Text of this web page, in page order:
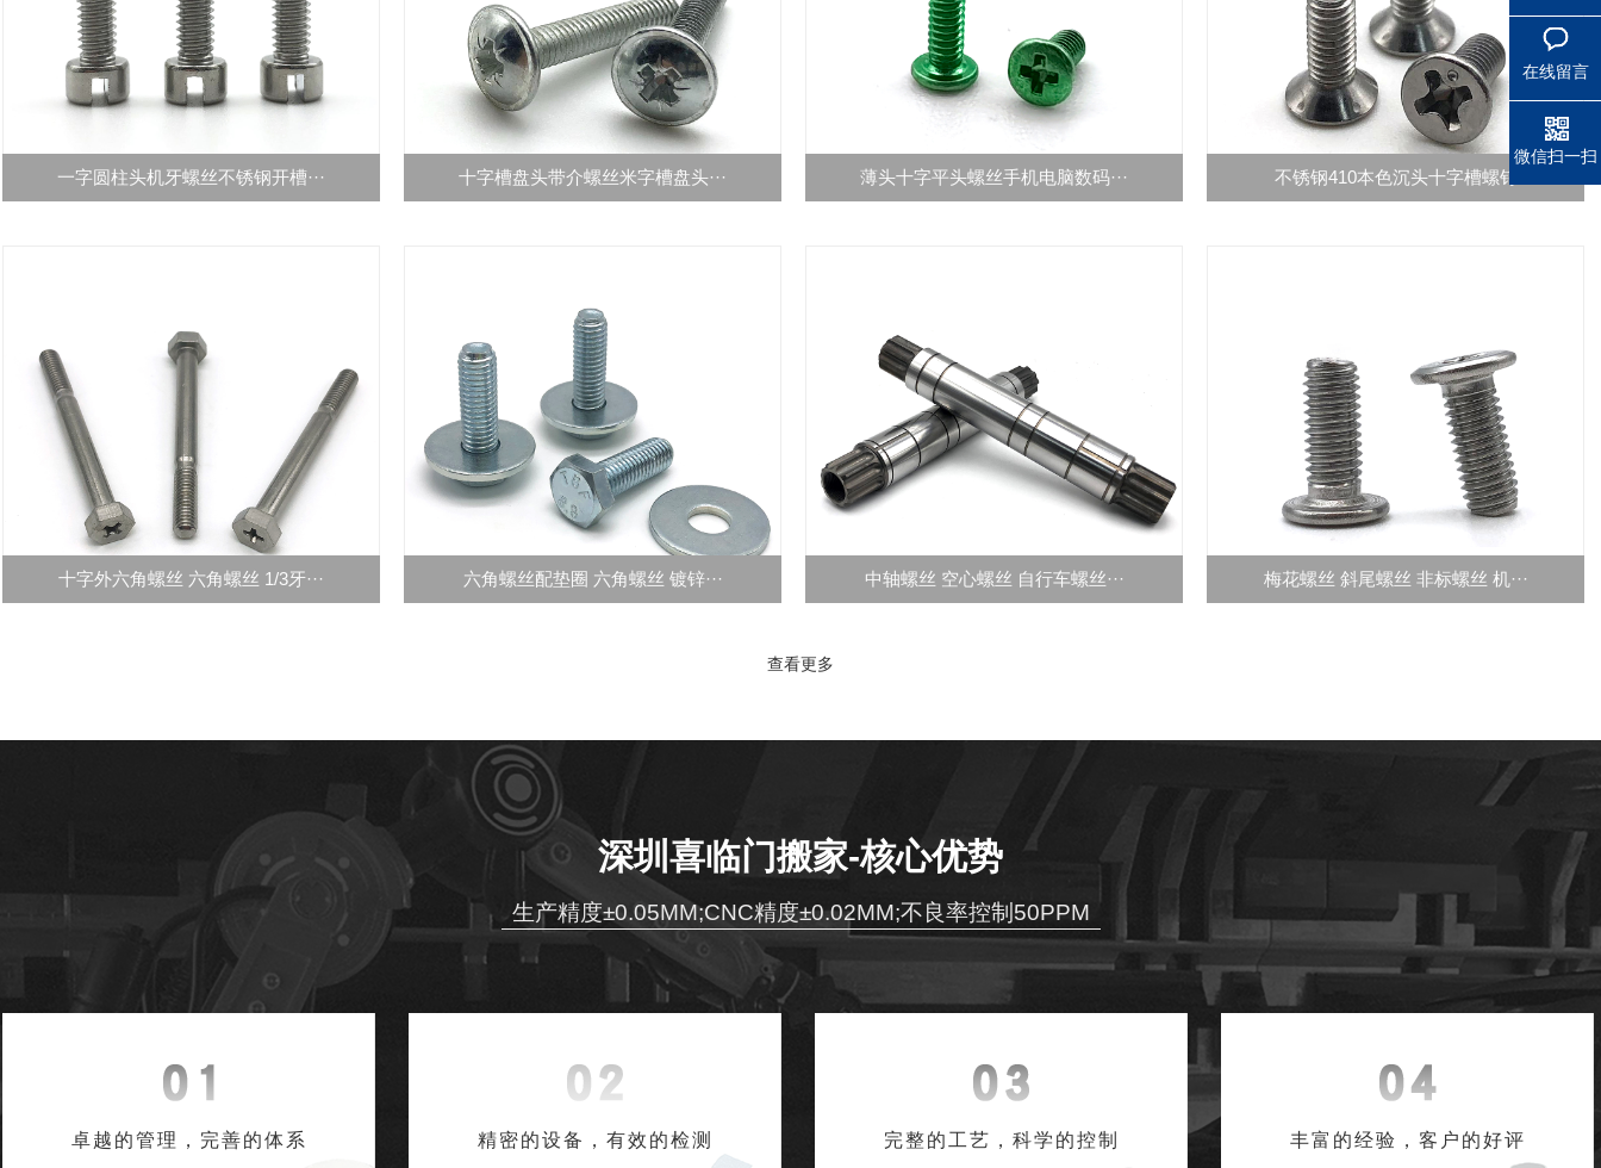
一字圆柱头机牙螺丝不锈钢开槽··· 十字槽盘头带介螺丝米字槽盘头··· 薄头十字平头螺丝手机电脑数码··· 不锈钢410本色沉头十字槽螺钉
十字外六角螺丝 六角螺丝 1/3牙··· 六角螺丝配垫圈 六角螺丝 镀锌··· 中轴螺丝 空心螺丝 自行车螺丝··· 梅花螺丝 斜尾螺丝 非标螺丝 机···
查看更多
深圳喜临门搬家-核心优势
生产精度±0.05MM;CNC精度±0.02MM;不良率控制50PPM
卓越的管理，完善的体系 精密的设备，有效的检测 完整的工艺，科学的控制 丰富的经验，客户的好评
在线留言
微信扫一扫